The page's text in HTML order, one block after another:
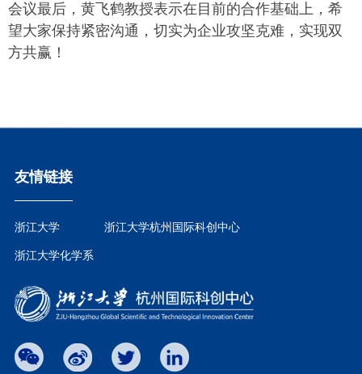
会议最后，黄飞鹤教授表示在目前的合作基础上，希
望大家保持紧密沟通，切实为企业攻坚克难，实现双
方共赢！
友情链接
浙江大学 浙江大学杭州国际科创中心
浙江大学化学系